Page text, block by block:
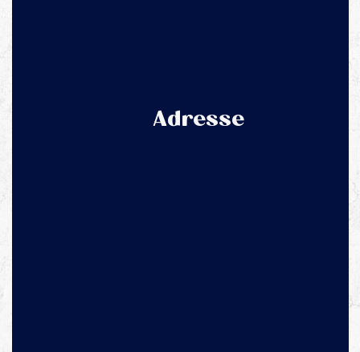
Adresse